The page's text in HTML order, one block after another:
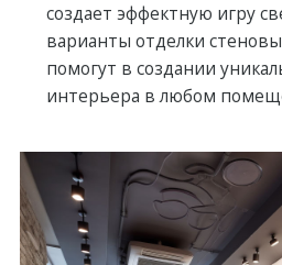
создает эффектную игру
варианты отделки
помогут в создании
интерьера в любом